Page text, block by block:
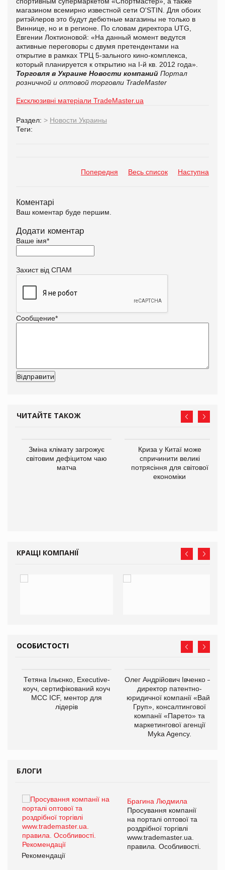
магазином всемирно известной сети O'STIN. Для обоих
ритэйлеров это будут дебютные магазины не только в
Виннице, но и в регионе. По словам директора UTG,
Евгении Локтионовой: «На данный момент ведутся
активные переговоры с двумя претендентами на
открытие в рамках ТРЦ 5-зального кино-комплекса,
который планируется к открытию на I-й кв. 2012 года»
Торговля в Украине Новости компаний Портал
розничной и оптовой торговли TradeMaster
Ексклюзивні матеріали TradeMaster.ua
Раздел: > Новости Украины
Теги:
Попередня Весь список Наступна
Коментарі
Ваш коментар буде першим.
Додати коментар
Ваше імя*
Захист від СПАМ
Сообщение*
ЧИТАЙТЕ ТАКОЖ
Зміна клімату загрожує
світовим дефіцитом чаю
матча
Криза у Китаї може
спричинити великі
потрясіння для світової
економіки
КРАЩІ КОМПАНІЇ
ОСОБИСТОСТІ
Тетяна Ільєнко, Executive-
коуч, сертифікований коуч
МСС ICF, ментор для
лідерів
Олег Андрійович Івченко —
директор патентно-
юридичної компанії «Вайз
Груп», консалтингової
компанії «Парето» та
маркетингової агенції
Myka Agency.
БЛОГИ
Брагина Людмила
Просування компанії
на порталі оптової та
роздрібної торгівлі
www.trademaster.ua.
правила. Особливості.
Рекомендації